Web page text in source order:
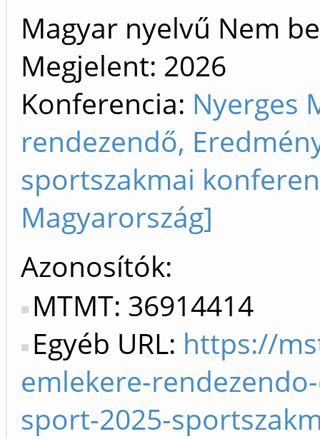
Magyar nyelvű Nem
Megjelent: 2026
Konferencia: Nyerges
rendezendő,
sportszakmai
Magyarország]
Azonosítók
MTMT: 36914414
Egyéb URL: https://
emlekere-
sport-2025-